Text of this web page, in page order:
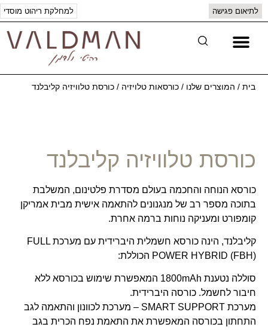
לתיאום פגישה למחלקת ריהוט מוסדי
בית/המוצרים שלנו/כורסאות טלויזיה/כורסת טלוויזיה קליבלנד
כורסת טלוויזיה קליבלנד
כורסא הנוחה והחכמה בעולם מסדרת פלטינום, המשלבת
בתוכה מספר רב של מנגנונים להתאמה אישית מבית אמריקן
קומפורט ומעניקה נוחות ברמה אחרת.
קליבלנד, הינה כורסא חשמלית היברידית עם מערכת FULL
POWER HYBRID (FBH) הכוללת:
סוללה נטענת 1800mAh המאפשרת שימוש בכורסא ללא
חיבור לחשמל. כורסה היברידית.
מערכת SMART SUPPORT – מערכת לכוונון והתאמה לגב
התחתון בכורסה המאפשרת את התאמת נפח הכרית בגב